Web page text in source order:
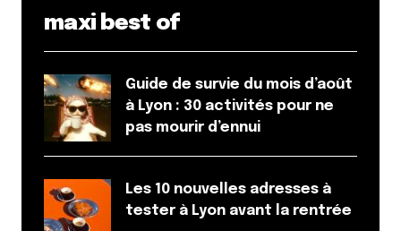
maxi best of
Guide de survie du mois d’août
à Lyon : 30 activités pour ne
pas mourir d’ennui
Les 10 nouvelles adresses à
tester à Lyon avant la rentrée